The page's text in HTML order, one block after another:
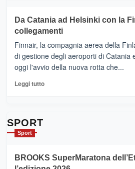
tappe
dell’enoturismo
sull’Etna
RANDAZZO
–
Ci
siamo
quasi….
pronti
per
Da Catania ad Helsinki con la
collegamenti
Finnair, la compagnia aerea della
di gestione degli aeroporti di Catania
oggi l'avvio della nuova rotta che...
Leggi tuttoLeggi
con
SPORT
Sport
BROOKS SuperMaratona